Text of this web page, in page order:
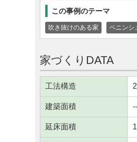
この事例のテーマ
吹き抜けのある家 ペニンシ
家づくりDATA
工法構造
建築面積 --
延床面積